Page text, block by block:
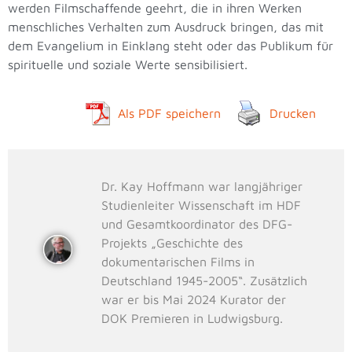
werden Filmschaffende geehrt, die in ihren Werken
menschliches Verhalten zum Ausdruck bringen, das mit
dem Evangelium in Einklang steht oder das Publikum für
spirituelle und soziale Werte sensibilisiert.
Als PDF speichern Drucken
Dr. Kay Hoffmann war langjähriger
Studienleiter Wissenschaft im HDF
und Gesamtkoordinator des DFG-
Projekts „Geschichte des
dokumentarischen Films in
Deutschland 1945-2005“. Zusätzlich
war er bis Mai 2024 Kurator der
DOK Premieren in Ludwigsburg.